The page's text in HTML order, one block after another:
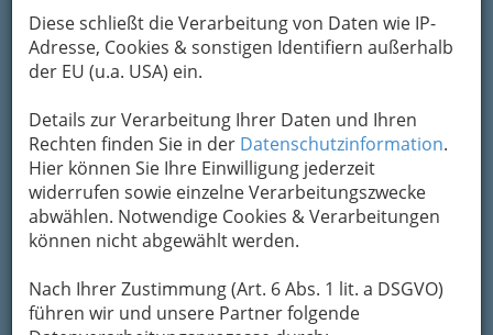
Diese schließt die Verarbeitung von Daten wie IP-
Adresse, Cookies & sonstigen Identifiern außerhalb
der EU (u.a. USA) ein.
Details zur Verarbeitung Ihrer Daten und Ihren
Rechten finden Sie in der Datenschutzinformation.
Hier können Sie Ihre Einwilligung jederzeit
widerrufen sowie einzelne Verarbeitungszwecke
abwählen. Notwendige Cookies & Verarbeitungen
können nicht abgewählt werden.
Nach Ihrer Zustimmung (Art. 6 Abs. 1 lit. a DSGVO)
führen wir und unsere Partner folgende